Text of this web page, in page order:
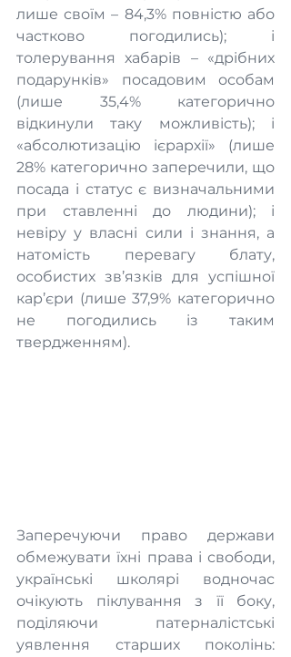
лише своїм – 84,3% повністю або
частково погодились); і
толерування хабарів – «дрібних
подарунків» посадовим особам
(лише 35,4% категорично
відкинули таку можливість); і
«абсолютизацію ієрархії» (лише
28% категорично заперечили, що
посада і статус є визначальними
при ставленні до людини); і
невіру у власні сили і знання, а
натомість перевагу блату,
особистих зв’язків для успішної
кар’єри (лише 37,9% категорично
не погодились із таким
твердженням).
Заперечуючи право держави
обмежувати їхні права і свободи,
українські школярі водночас
очікують піклування з її боку,
поділяючи патерналістські
уявлення старших поколінь: